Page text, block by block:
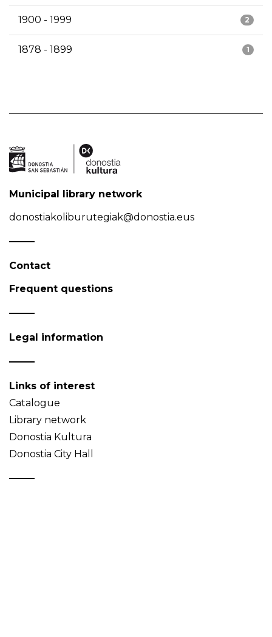
2
1900 - 1999
1
1878 - 1899
Municipal library network
donostiakoliburutegiak@donostia.eus
Contact
Frequent questions
Legal information
Links of interest
Catalogue
Library network
Donostia Kultura
Donostia City Hall